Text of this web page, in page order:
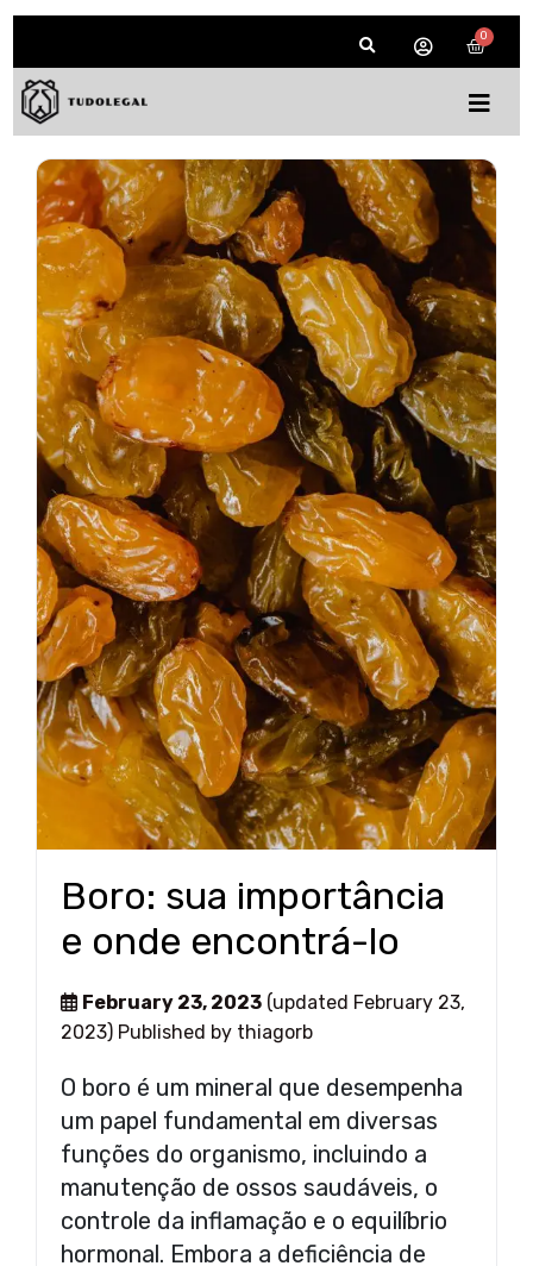
Boro: sua importância
e onde encontrá-lo
February 23, 2023 (updated February 23,
2023) Published by thiagorb
O boro é um mineral que desempenha
um papel fundamental em diversas
funções do organismo, incluindo a
manutenção de ossos saudáveis, o
controle da inflamação e o equilíbrio
hormonal. Embora a deficiência de